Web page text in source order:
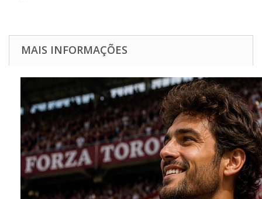
MAIS INFORMAÇÕES